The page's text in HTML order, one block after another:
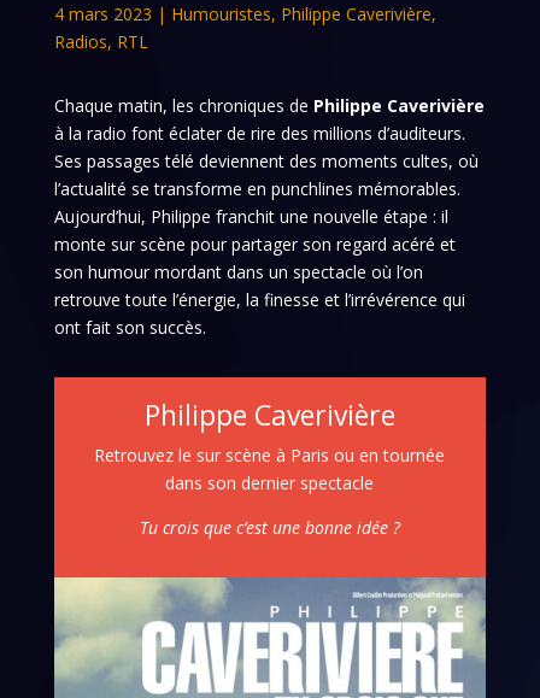
4 mars 2023 | Humouristes, Philippe Caverivière,
Radios, RTL
Chaque matin, les chroniques de Philippe Caverivière
à la radio font éclater de rire des millions d’auditeurs.
Ses passages télé deviennent des moments cultes, où
l’actualité se transforme en punchlines mémorables.
Aujourd’hui, Philippe franchit une nouvelle étape : il
monte sur scène pour partager son regard acéré et
son humour mordant dans un spectacle où l’on
retrouve toute l’énergie, la finesse et l’irrévérence qui
ont fait son succès.
Philippe Caverivière
Retrouvez le sur scène à Paris ou en tournée
dans son dernier spectacle
Tu crois que c’est une bonne idée ?